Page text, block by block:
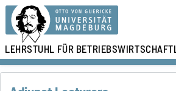
LEHRSTUHL FÜR